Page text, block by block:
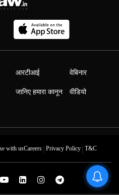
आरटीआई
जानिए हमारा कानून
वेबिनार
वीडियो
with usCareers| Privacy Policy| T&C